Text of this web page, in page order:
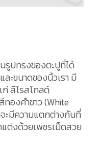
รูปทรงของตะปูที่ได้
ะขนาดของนิ้วเรา มี
สีโรสโกลด์ฺ
องคำขาว (White
ะมีความแตกต่างกันที่
ต่งด้วยเพชรเม็ดสวย